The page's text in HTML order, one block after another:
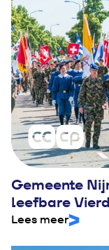
Gemeente
leefbare
Lees meer